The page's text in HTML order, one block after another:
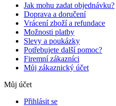
Jak mohu zadat objednávku?
Doprava a doručení
Vrácení zboží a refundace
Možnosti platby
Slevy a poukázky
Potřebujete další pomoc?
Firemní zákazníci
Můj zákaznický účet
Můj účet
Přihlásit se